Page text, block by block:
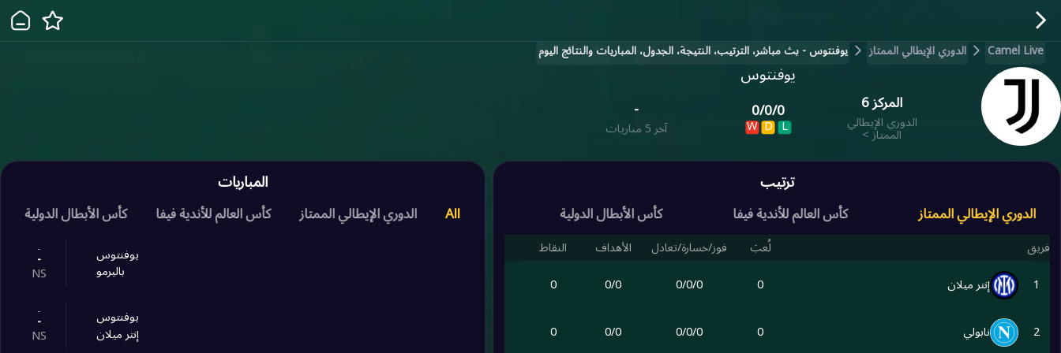
Camel Live الدوري الإيطالي الممتاز يوفنتوس - بث مباشر، الترتيب، النتيجة، الجدول، المباريات والنتائج اليوم
يوفنتوس
المركز6
الدوري الإيطالي
الممتاز>
0/0/0
W D L
-
آخر 5 مباريات
ترتيب
الدوري الإيطالي الممتاز كأس العالم للأندية فيفا كأس الأبطال الدولية
فريق لُعبَ فوز/خسارة/تعادل الأهداف
النقاط
1
إنتر ميلان 0
0/0/0
0/0
0
2
نابولي 0
0/0/0
0/0
0
المباريات
All الدوري الإيطالي الممتاز كأس العالم للأندية فيفا كأس الأبطال الدولية
--
NS
يوفنتوس
باليرمو
--
NS
يوفنتوس
إنتر ميلان